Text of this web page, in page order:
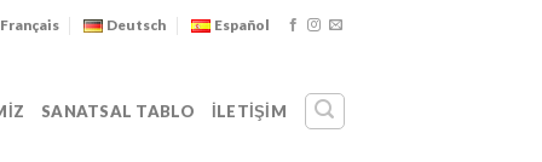
Français Deutsch Español
SANATSAL TABLO İLETIŞIM